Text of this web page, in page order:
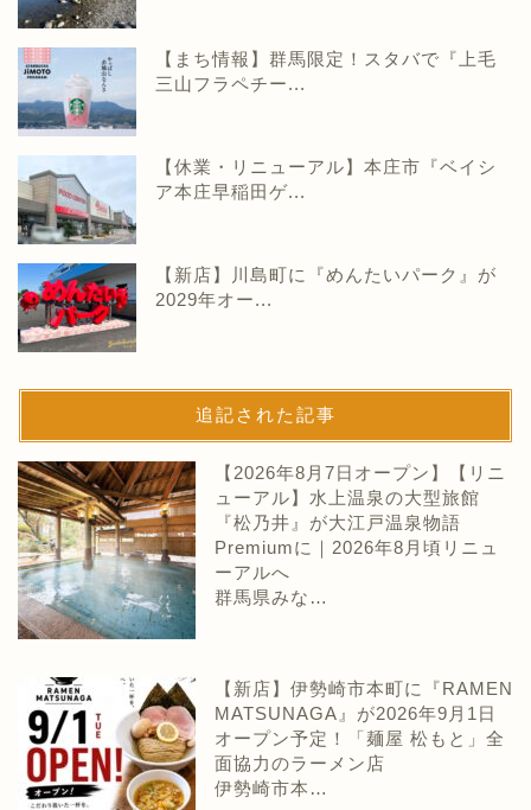
【まち情報】群馬限定！スタバで『上毛
三山フラペチー...
【休業・リニューアル】本庄市『ベイシ
ア本庄早稲田ゲ...
【新店】川島町に『めんたいパーク』が
2029年オー...
追記された記事
【2026年8月7日オープン】【リニ
ューアル】水上温泉の大型旅館
『松乃井』が大江戸温泉物語
Premiumに｜2026年8月頃リニュ
ーアルへ
群馬県みな…
【新店】伊勢崎市本町に『RAMEN
MATSUNAGA』が2026年9月1日
オープン予定！「麺屋 松もと」全
面協力のラーメン店
伊勢崎市本…